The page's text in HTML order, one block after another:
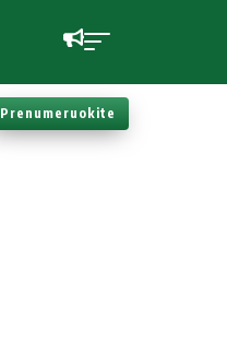
Prenumeruokite